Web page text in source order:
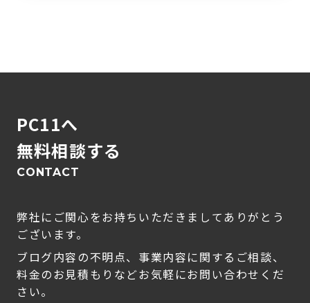
PC11へ
無料相談する
CONTACT
弊社にご関心をお持ちいただきましてありがとう
ございます。
ブログ内容の不明点、事業内容に関するご相談、
料金のお見積もりなどお気軽にお問い合わせくだ
さい。